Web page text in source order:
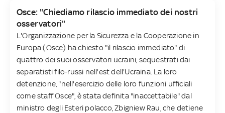
Osce: "Chiediamo rilascio immediato dei nostri
osservatori"
L'Organizzazione per la Sicurezza e la Cooperazione in
Europa (Osce) ha chiesto "il rilascio immediato" di
quattro dei suoi osservatori ucraini, sequestrati dai
separatisti filo-russi nell'est dell'Ucraina. La loro
detenzione, "nell'esercizio delle loro funzioni ufficiali
come staff Osce", è stata definita "inaccettabile" dal
ministro degli Esteri polacco, Zbigniew Rau, che detiene